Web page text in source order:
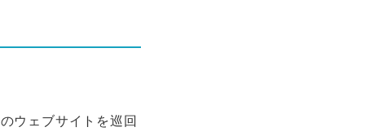
ウェブサイトを巡回